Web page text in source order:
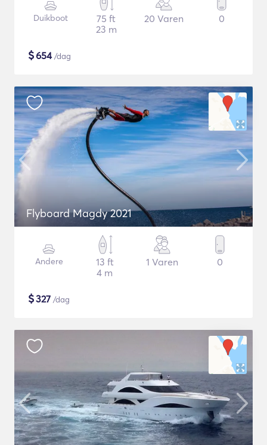
Duikboot
75 ft
23 m
20 Varen 0
$654/dag
Flyboard Magdy 2021
Andere
13 ft
4 m
1 Varen 0
$327 /dag